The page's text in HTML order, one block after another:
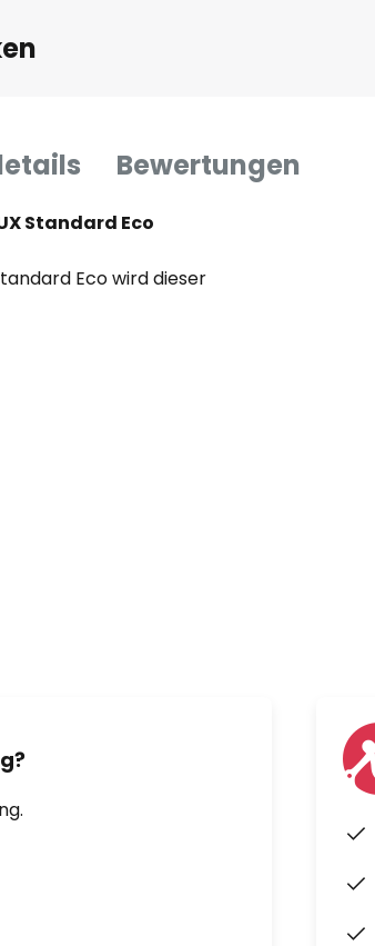
Bewertungen
Standard Eco
Eco wird dieser